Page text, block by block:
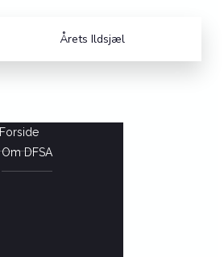
Årets Ildsjæl
Forside
Om DFSA